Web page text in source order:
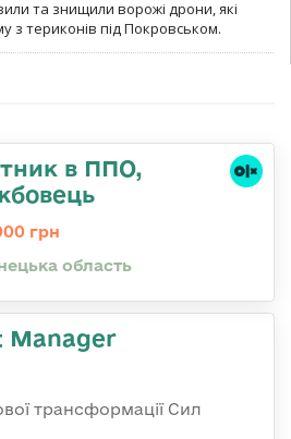
та знищили ворожі дрони, які
з териконів під Покровськом.
в ППО,
грн
область
Manager
трансформації Сил